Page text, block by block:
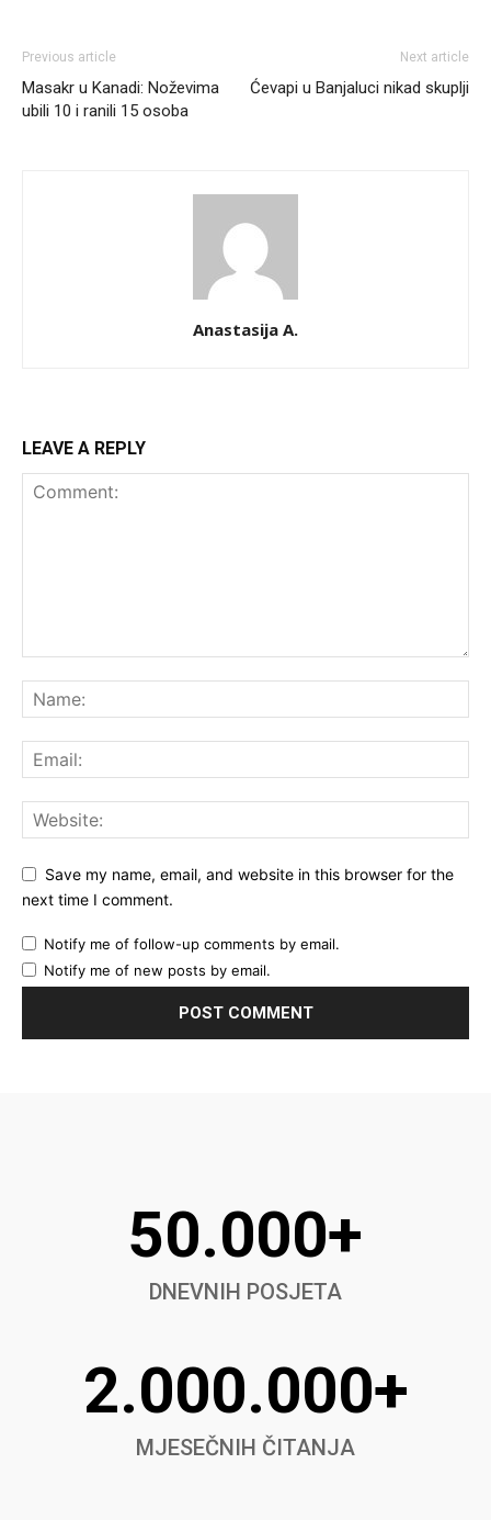
Previous article
Masakr u Kanadi: Noževima
ubili 10 i ranili 15 osoba
Next article
Ćevapi u Banjaluci nikad skuplji
Anastasija A.
LEAVE A REPLY
Save my name, email, and website in this browser for the
next time I comment.
Notify me of follow-up comments by email.
Notify me of new posts by email.
50.000+
DNEVNIH POSJETA
2.000.000+
MJESEČNIH ČITANJA